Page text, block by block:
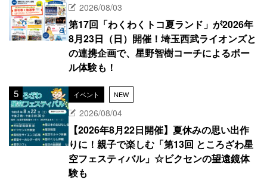
2026/08/03
第17回「わくわくトコ夏ランド」が2026年
8月23日（日）開催！埼玉西武ライオンズと
の連携企画で、星野智樹コーチによるボー
ル体験も！
イベント NEW
2026/08/04
【2026年8月22日開催】夏休みの思い出作
りに！親子で楽しむ「第13回 ところざわ星
空フェスティバル」☆ビクセンの望遠鏡体
験も